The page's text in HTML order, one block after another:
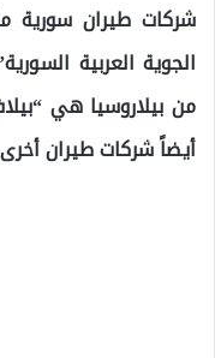
شركات طيران سورية
الجوية العربية
من بيلاروسيا هي
أيضاً شركات طيران